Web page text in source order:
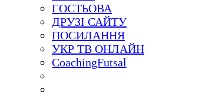
ГОСТЬОВА
ДРУЗІ САЙТУ
ПОСИЛАННЯ
УКР ТВ ОНЛАЙН
CoachingFutsal